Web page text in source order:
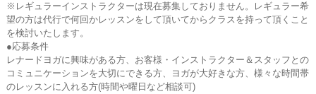
※レギュラーインストラクターは現在募集しておりません。レギュラー希
望の方は代行で何回かレッスンをして頂いてからクラスを持って頂くこと
を検討いたします。
●応募条件
レナードヨガに興味がある方、お客様・インストラクター＆スタッフとの
コミュニケーションを大切にできる方、ヨガが大好きな方、様々な時間帯
のレッスンに入れる方(時間や曜日など相談可)